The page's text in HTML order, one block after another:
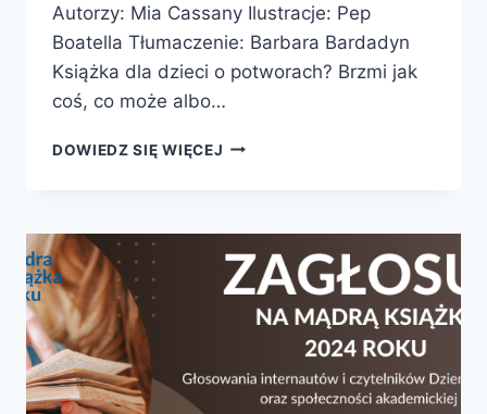
Autorzy: Mia Cassany Ilustracje: Pep
Boatella Tłumaczenie: Barbara Bardadyn
Książka dla dzieci o potworach? Brzmi jak
coś, co może albo…
DOWIEDZ SIĘ WIĘCEJ STRASZYDŁA.
Z
KULTOWYCH
HORRORÓW